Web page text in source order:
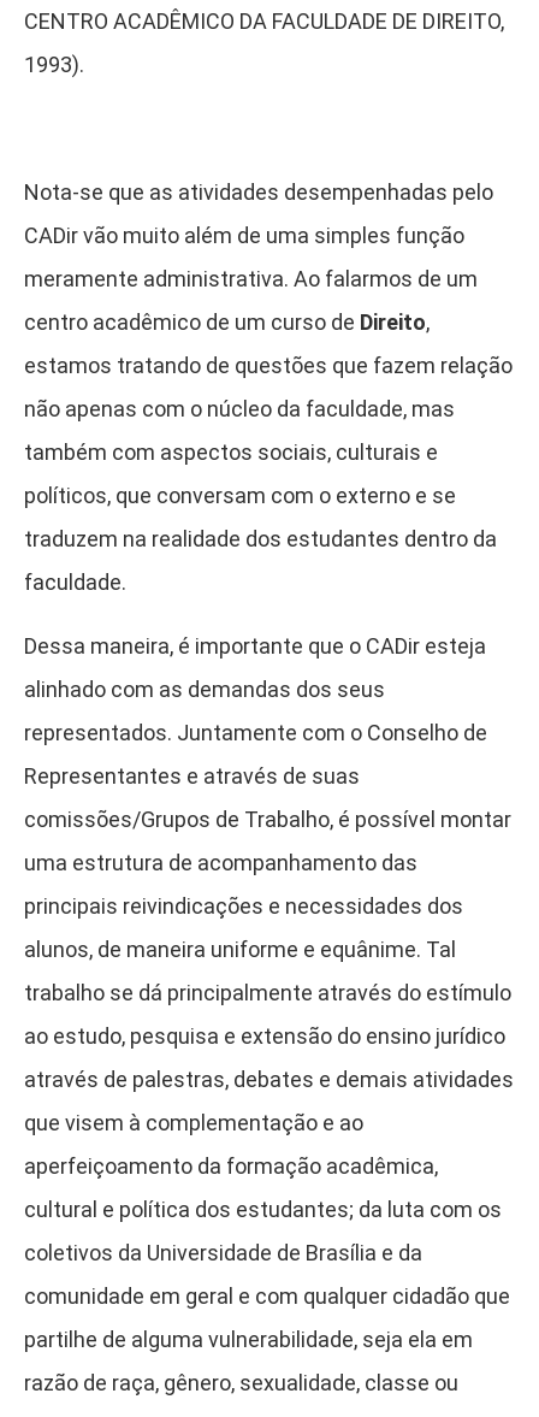
CENTRO ACADÊMICO DA FACULDADE DE DIREITO,
1993).
Nota-se que as atividades desempenhadas pelo
CADir vão muito além de uma simples função
meramente administrativa. Ao falarmos de um
centro acadêmico de um curso de Direito,
estamos tratando de questões que fazem relação
não apenas com o núcleo da faculdade, mas
também com aspectos sociais, culturais e
políticos, que conversam com o externo e se
traduzem na realidade dos estudantes dentro da
faculdade.
Dessa maneira, é importante que o CADir esteja
alinhado com as demandas dos seus
representados. Juntamente com o Conselho de
Representantes e através de suas
comissões/Grupos de Trabalho, é possível montar
uma estrutura de acompanhamento das
principais reivindicações e necessidades dos
alunos, de maneira uniforme e equânime. Tal
trabalho se dá principalmente através do estímulo
ao estudo, pesquisa e extensão do ensino jurídico
através de palestras, debates e demais atividades
que visem à complementação e ao
aperfeiçoamento da formação acadêmica,
cultural e política dos estudantes; da luta com os
coletivos da Universidade de Brasília e da
comunidade em geral e com qualquer cidadão que
partilhe de alguma vulnerabilidade, seja ela em
razão de raça, gênero, sexualidade, classe ou